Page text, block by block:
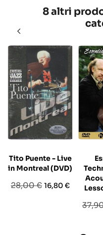
8 altri
Tito Puente - Live
in Montreal (DVD)
Prezzo
28,00 € Prezzo
16,80 €